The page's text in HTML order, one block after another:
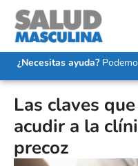
¿Necesitas ayuda?
Las claves
acudir a la
precoz